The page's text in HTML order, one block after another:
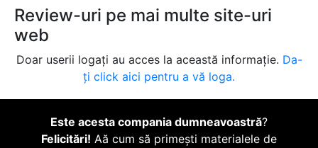
Review-uri pe mai multe site-uri
web
Doar userii logați au acces la această informație. Da-
ți click aici pentru a vă loga.
Este acesta compania dumneavoastră?
Felicitări! Aă cum să primești materialele de